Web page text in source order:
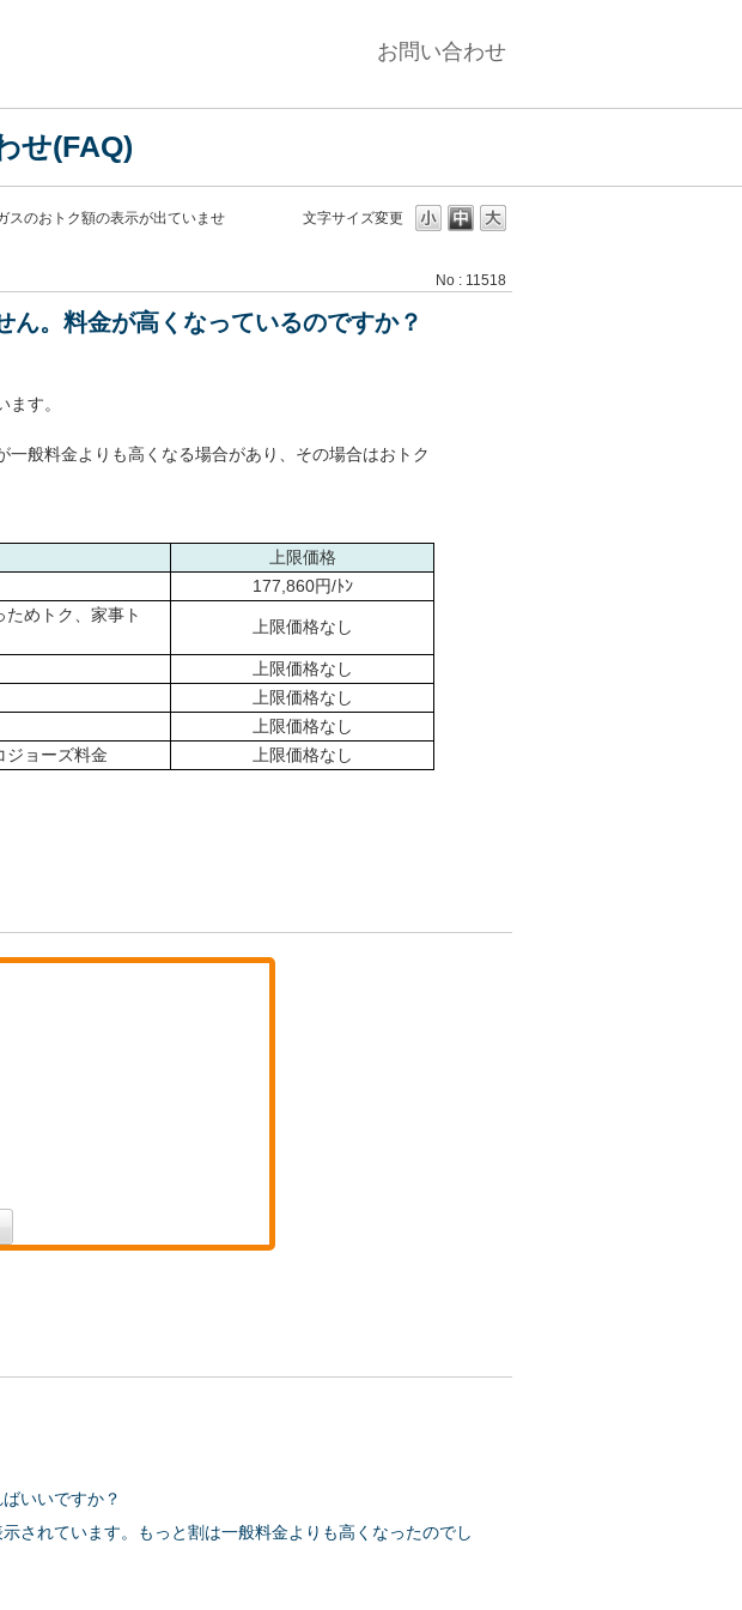
お問い合わせ
せ(FAQ)
文字サイズ変更
スのおトク額の表示が出ていませ
No : 11518
。料金が高くなっているのですか？
す。
般料金よりも高くなる場合があり、その場合はおトク
上限価格
177,860円/ﾄﾝ
めトク、家事ト
上限価格なし
上限価格なし
上限価格なし
上限価格なし
ジョーズ料金
上限価格なし
いいですか？
されています。もっと割は一般料金よりも高くなったのでし